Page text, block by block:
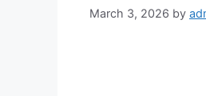
March 3, 2026 by